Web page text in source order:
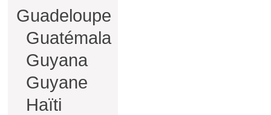
Guadeloupe
Guatémala
Guyana
Guyane
Haïti